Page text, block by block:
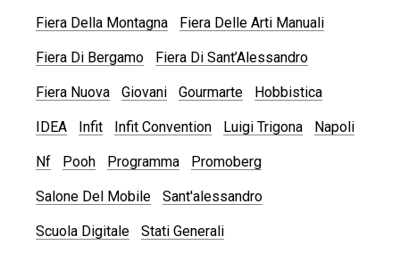
Fiera Della Montagna Fiera Delle Arti Manuali
Fiera Di Bergamo Fiera Di Sant’Alessandro
Fiera Nuova Giovani Gourmarte Hobbistica
IDEA Infit Infit Convention Luigi Trigona Napoli
Nf Pooh Programma Promoberg
Salone Del Mobile Sant'alessandro
Scuola Digitale Stati Generali